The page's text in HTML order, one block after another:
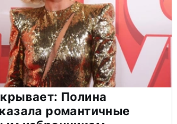
Полина
романтичные